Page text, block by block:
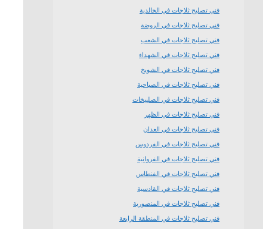
فني تصليح ثلاجات في الخالدية
فني تصليح ثلاجات في الروضة
فني تصليح ثلاجات في الشعب
فني تصليح ثلاجات في الشهداء
فني تصليح ثلاجات في الشويخ
فني تصليح ثلاجات في الصباحية
فني تصليح ثلاجات في الصليبخات
فني تصليح ثلاجات في الظهر
فني تصليح ثلاجات في العدان
فني تصليح ثلاجات في الفردوس
فني تصليح ثلاجات في الفروانية
فني تصليح ثلاجات في الفنطاس
فني تصليح ثلاجات في القادسية
فني تصليح ثلاجات في المنصورية
فني تصليح ثلاجات في المنطقة الرابعة